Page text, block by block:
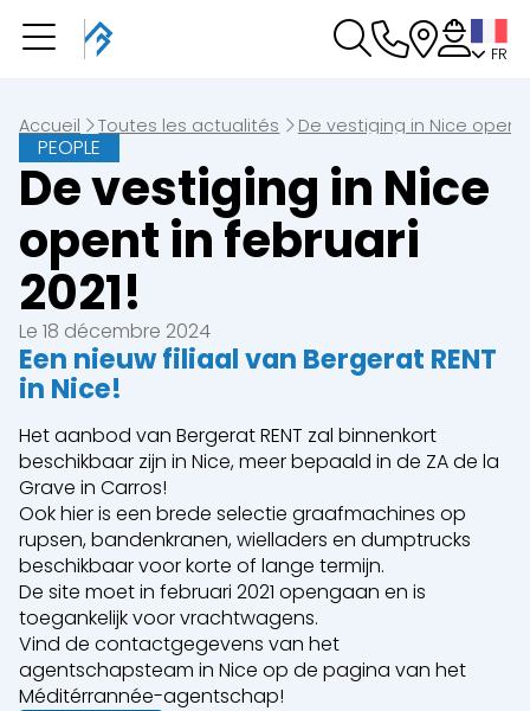
FR
Accueil Toutes les actualités De vestiging in Nice opent
PEOPLE
De vestiging in Nice
opent in februari
2021!
Le 18 décembre 2024
Een nieuw filiaal van Bergerat RENT
in Nice!
Het aanbod van Bergerat RENT zal binnenkort
beschikbaar zijn in Nice, meer bepaald in de ZA de la
Grave in Carros!
Ook hier is een brede selectie graafmachines op
rupsen, bandenkranen, wielladers en dumptrucks
beschikbaar voor korte of lange termijn.
De site moet in februari 2021 opengaan en is
toegankelijk voor vrachtwagens.
Vind de contactgegevens van het
agentschapsteam in Nice op de pagina van het
Méditérrannée-agentschap!
Vous avez une
Vous n'avez pas de réservation en cours